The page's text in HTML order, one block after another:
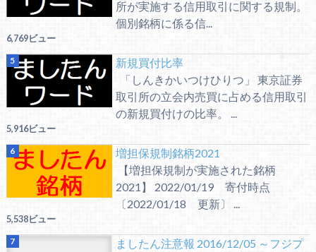
所が実施する信用取引に関する規制。
個別銘柄に係る信...
6,769ビュー
新規買付比率
「しんきかいつけひりつ」 東京証券
取引所の立会内売買に占める信用取引
の新規買付けの比率。 ...
5,916ビュー
増担保規制銘柄2021
【増担保規制が実施された銘柄
2021】 2022/01/19 寄付時点
〔2022/01/18 更新〕 ...
5,538ビュー
ましたん注意報 2016/12/05 ～フジプ